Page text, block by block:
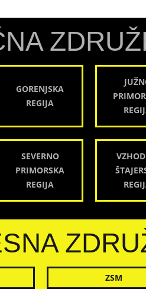
GORENJSKA
REGIJA
SEVERNO
PRIMORSKA
REGIJA
ZSM